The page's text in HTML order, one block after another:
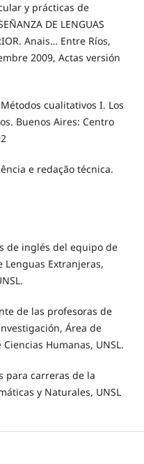
y prácticas de
DE LENGUAS
Anais… Entre Ríos,
2009, Actas versión
Métodos cualitativos I. Los
Buenos Aires: Centro
e redação técnica.
de inglés del equipo de
Lenguas Extranjeras,
de las profesoras de
Área de
Humanas, UNSL.
para carreras de la
y Naturales, UNSL